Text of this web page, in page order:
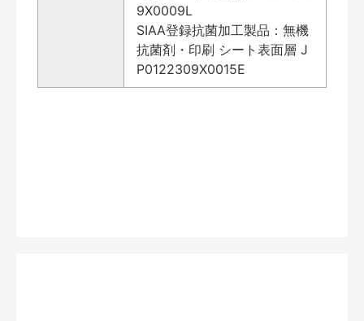
9X0009L
SIAA登録抗菌加工製品：無機
抗菌剤・印刷 シート表面層 J
P0122309X0015E